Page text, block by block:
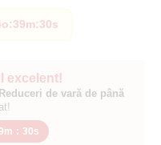
excelent!
Reduceri de vară de până
: 29s
:39m:29s